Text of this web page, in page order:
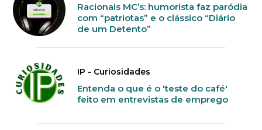
Racionais MC’s: humorista faz paródia
com “patriotas” e o clássico “Diário
de um Detento”
IP - Curiosidades
Entenda o que é o 'teste do café'
feito em entrevistas de emprego